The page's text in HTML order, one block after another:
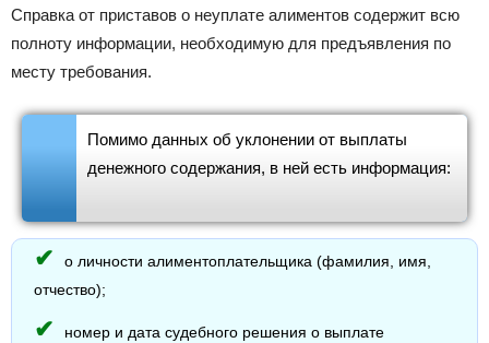
Cправка от приставов о неуплате алиментов содержит всю
полноту информации, необходимую для предъявления по
месту требования.
Помимо данных об уклонении от выплаты
денежного содержания, в ней есть информация:
о личности алиментоплательщика (фамилия, имя,
отчество);
номер и дата судебного решения о выплате